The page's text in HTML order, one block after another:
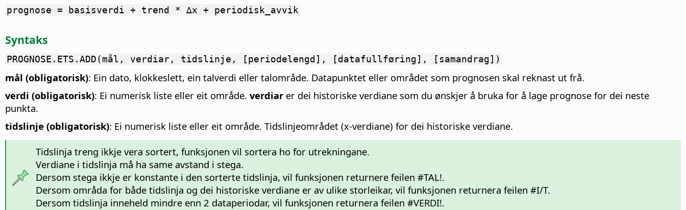
prognose = basisverdi + trend * ∆x + periodisk_avvik
Syntaks
PROGNOSE.ETS.ADD(mål, verdiar, tidslinje, [periodelengd], [datafullføring], [samandrag])
mål (obligatorisk): Ein dato, klokkeslett, ein talverdi eller talområde. Datapunktet eller området som prognosen skal reknast ut frå.
verdi (obligatorisk): Ei numerisk liste eller eit område. verdiar er dei historiske verdiane som du ønskjer å bruka for å lage prognose for dei neste
punkta.
tidslinje (obligatorisk): Ei numerisk liste eller eit område. Tidslinjeområdet (x-verdiane) for dei historiske verdiane.
Tidslinja treng ikkje vera sortert, funksjonen vil sortera ho for utrekningane.
Verdiane i tidslinja må ha same avstand i stega.
Dersom stega ikkje er konstante i den sorterte tidslinja, vil funksjonen returnere feilen #TAL!.
Dersom områda for både tidslinja og dei historiske verdiane er av ulike storleikar, vil funksjonen returnera feilen #I/T.
Dersom tidslinja inneheld mindre enn 2 dataperiodar, vil funksjonen returnera feilen #VERDI!.